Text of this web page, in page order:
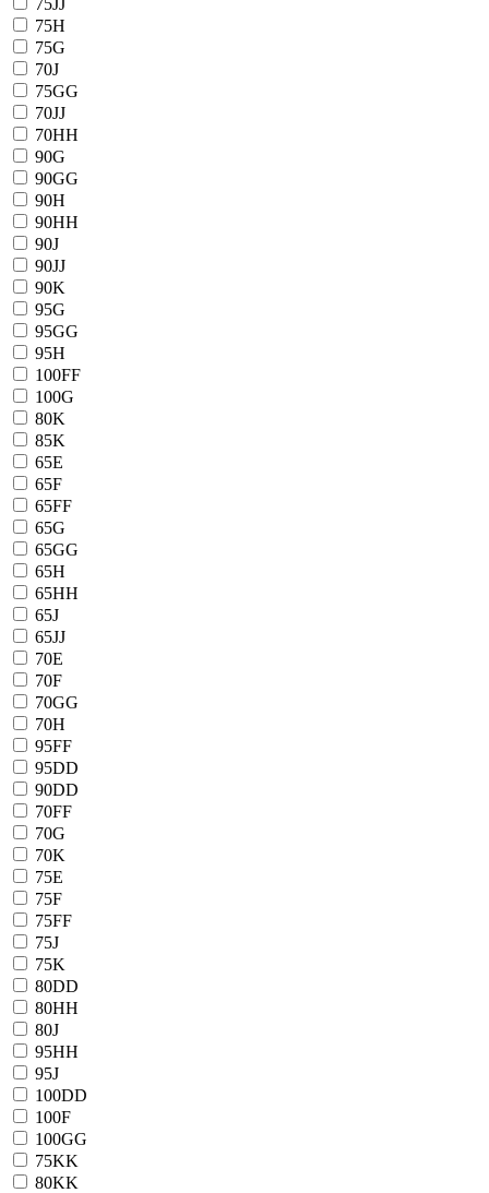
75H
75G
70J
75GG
70JJ
70HH
90G
90GG
90H
90HH
90J
90JJ
90K
95G
95GG
95H
100FF
100G
80K
85K
65E
65F
65FF
65G
65GG
65H
65HH
65J
65JJ
70E
70F
70GG
70H
95FF
95DD
90DD
70FF
70G
70K
75E
75F
75FF
75J
75K
80DD
80HH
80J
95HH
95J
100DD
100F
100GG
75KK
80KK